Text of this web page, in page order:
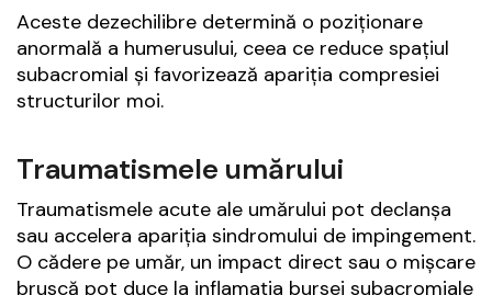
Aceste dezechilibre determină o poziționare
anormală a humerusului, ceea ce reduce spațiul
subacromial și favorizează apariția compresiei
structurilor moi.
Traumatismele umărului
Traumatismele acute ale umărului pot declanșa
sau accelera apariția sindromului de impingement.
O cădere pe umăr, un impact direct sau o mișcare
bruscă pot duce la inflamația bursei subacromiale